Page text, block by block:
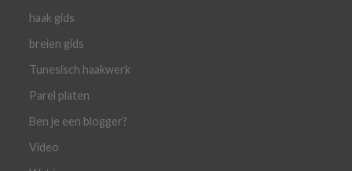
haak gids
breien gids
Tunesisch haakwerk
Parel platen
Ben je een blogger?
Video